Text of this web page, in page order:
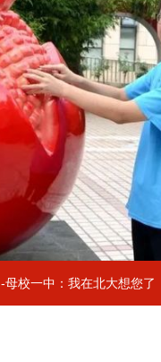
-母校一中：我在北大想您了